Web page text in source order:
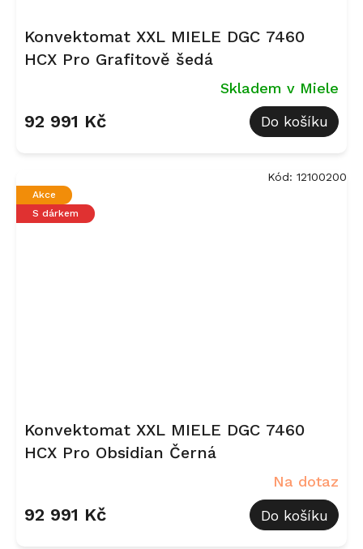
Konvektomat XXL MIELE DGC 7460
HCX Pro Grafitově šedá
Skladem v Miele
92 991 Kč Do košíku
Akce
S dárkem
Konvektomat XXL MIELE DGC 7460
HCX Pro Obsidian Černá
Na dotaz
92 991 Kč Do košíku
Kód: 12100200